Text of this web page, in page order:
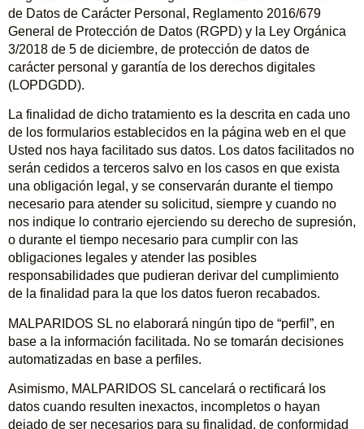
de Datos de Carácter Personal, Reglamento 2016/679
General de Protección de Datos (RGPD) y la Ley Orgánica
3/2018 de 5 de diciembre, de protección de datos de
carácter personal y garantía de los derechos digitales
(LOPDGDD).
La finalidad de dicho tratamiento es la descrita en cada uno
de los formularios establecidos en la página web en el que
Usted nos haya facilitado sus datos. Los datos facilitados no
serán cedidos a terceros salvo en los casos en que exista
una obligación legal, y se conservarán durante el tiempo
necesario para atender su solicitud, siempre y cuando no
nos indique lo contrario ejerciendo su derecho de supresión,
o durante el tiempo necesario para cumplir con las
obligaciones legales y atender las posibles
responsabilidades que pudieran derivar del cumplimiento
de la finalidad para la que los datos fueron recabados.
MALPARIDOS SL no elaborará ningún tipo de “perfil”, en
base a la información facilitada. No se tomarán decisiones
automatizadas en base a perfiles.
Asimismo, MALPARIDOS SL cancelará o rectificará los
datos cuando resulten inexactos, incompletos o hayan
dejado de ser necesarios para su finalidad, de conformidad